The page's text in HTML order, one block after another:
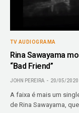
TV AUDIOGRAMA
Rina Sawayama
“Bad Friend”
JOHN PEREIRA 20/05/2020
A faixa é mais um
de Rina Sawayama,